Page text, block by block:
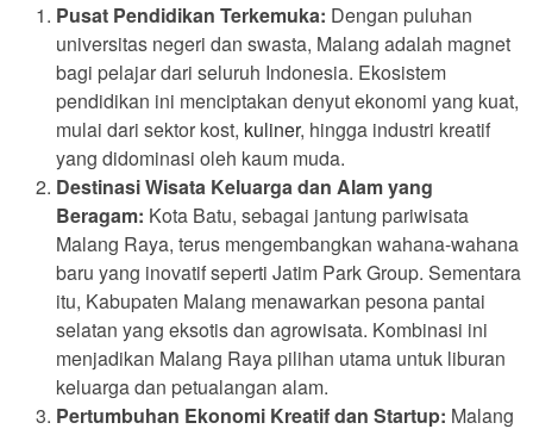
Pusat Pendidikan Terkemuka: Dengan puluhan
universitas negeri dan swasta, Malang adalah magnet
bagi pelajar dari seluruh Indonesia. Ekosistem
pendidikan ini menciptakan denyut ekonomi yang kuat,
mulai dari sektor kost, kuliner, hingga industri kreatif
yang didominasi oleh kaum muda.
Destinasi Wisata Keluarga dan Alam yang
Beragam: Kota Batu, sebagai jantung pariwisata
Malang Raya, terus mengembangkan wahana-wahana
baru yang inovatif seperti Jatim Park Group. Sementara
itu, Kabupaten Malang menawarkan pesona pantai
selatan yang eksotis dan agrowisata. Kombinasi ini
menjadikan Malang Raya pilihan utama untuk liburan
keluarga dan petualangan alam.
Pertumbuhan Ekonomi Kreatif dan Startup: Malang